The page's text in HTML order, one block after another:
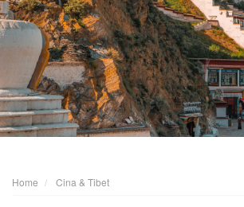
Home Cina & Tibet